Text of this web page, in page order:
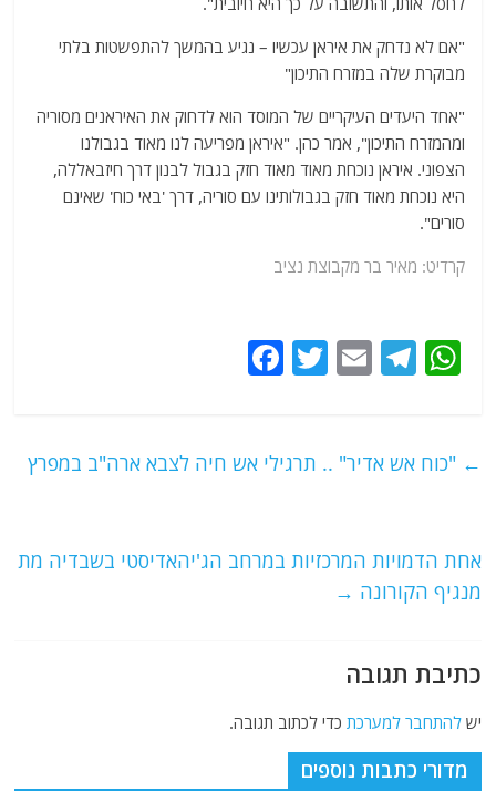
"אם לא נדחק את איראן עכשיו – נגיע בהמשך להתפשטות בלתי
מבוקרת שלה במזרח התיכון"
"אחד היעדים העיקריים של המוסד הוא לדחוק את האיראנים מסוריה
ומהמזרח התיכון", אמר כהן. "איראן מפריעה לנו מאוד בגבולנו
הצפוני. איראן נוכחת מאוד מאוד חזק בגבול לבנון דרך חיזבאללה,
היא נוכחת מאוד חזק בגבולותינו עם סוריה, דרך 'באי כוח' שאינם
סורים".
קרדיט: מאיר בר מקבוצת נציב
W
s
p
T
g
E
l
T
er
e
o
← "כוח אש אדיר" .. תרגילי אש חיה לצבא ארה"ב במפרץ
אחת הדמויות המרכזיות במרחב הג'יהאדיסטי בשבדיה מת
מנגיף הקורונה →
כתיבת תגובה
ישלהתחבר למערכת כדי לכתוב תגובה.
מדורי כתבות נוספים